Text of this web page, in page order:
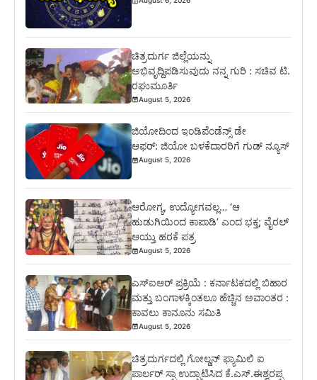
ಚಿತ್ರದುರ್ಗ ಜಿಲ್ಲೆಯನ್ನು
ಅಭಿವೃದ್ದಿಪಡಿಸುವುದು ನನ್ನ ಗುರಿ : ಸಚಿವ ಟಿ.
ರಘುಮೂರ್ತಿ
August 5, 2026
ಜಿಯೋದಿಂದ ಇಂಡಿಪೆಂಡೆನ್ಸ್ ಡೇ
ಆಫರ್: ಜಿಯೋ ಬಳಕೆದಾರರಿಗೆ ಗುಡ್ ನ್ಯೂಸ್
August 5, 2026
ಆರೋಗ್ಯ, ಉದ್ಯೋಗವಲ್ಲ… ‘ಆ
ಹುಡುಗಿಯಿಂದ ಕಾಪಾಡಿ’ ಎಂದ ಭಕ್ತ; ವೈರಲ್
ಆಯ್ತು ಹರಕೆ ಪತ್ರ
August 5, 2026
ಎಸ್‍ಐಆರ್ ಪ್ರಕ್ರಿಯೆ : ಕರ್ನಾಟಕದಲ್ಲಿ ಬಿಹಾರ
ಮತ್ತು ಬಂಗಾಳಕ್ಕಿಂತಲೂ ಹೆಚ್ಚಿನ ಅವಾಂತರ :
ಕಾವಲು ಕಾನೂನು ಸಮಿತಿ
August 5, 2026
ಚಿತ್ರದುರ್ಗದಲ್ಲಿ ಗೋಲ್ಡನ್ ಫ್ಯಾಮಿಲಿ ಐ
ಪಾರ್ಲರ್ ಸ್ಪಾ ಉದ್ಘಾಟಿಸಿದ ಕೆ.ಎಸ್.ಈಶ್ವರಪ್ಪ